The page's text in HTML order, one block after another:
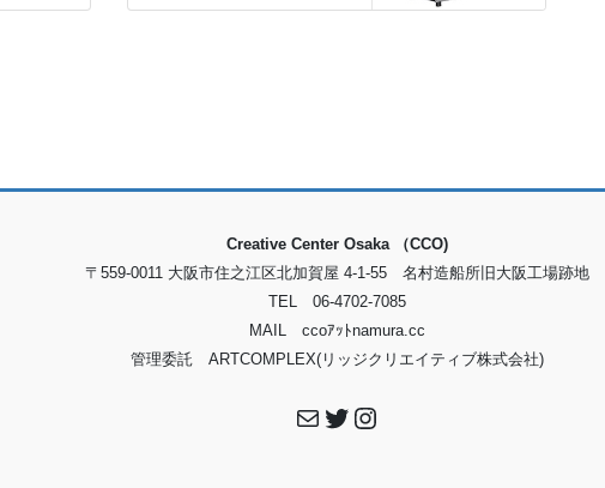
Creative Center Osaka （CCO)
〒559-0011 大阪市住之江区北加賀屋 4-1-55 名村造船所旧大阪工場跡地
TEL 06-4702-7085
MAIL ccoｱｯﾄnamura.cc
管理委託 ARTCOMPLEX(リッジクリエイティブ株式会社)
メール Twitter
Instagram